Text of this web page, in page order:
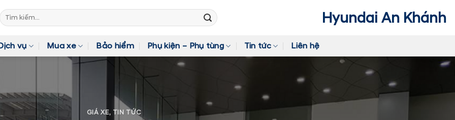
Tìm
kiếm:
Hyundai An Khánh
vụ Mua xe Bảo hiểm Phụ kiện – Phụ tùng Tin tức Liên hệ
GIÁ XE, TIN TỨC